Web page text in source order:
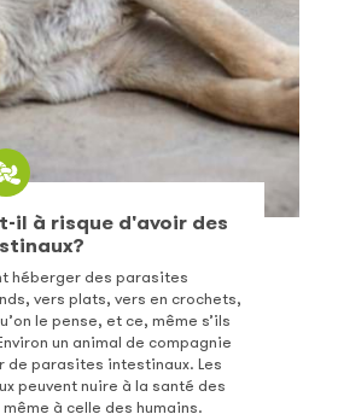
il à risque d'avoir des
héberger des parasites
vers plats, vers en crochets,
le pense, et ce, même s’ils
un animal de compagnie
de parasites intestinaux. Les
peuvent nuire à la santé des
à celle des humains.